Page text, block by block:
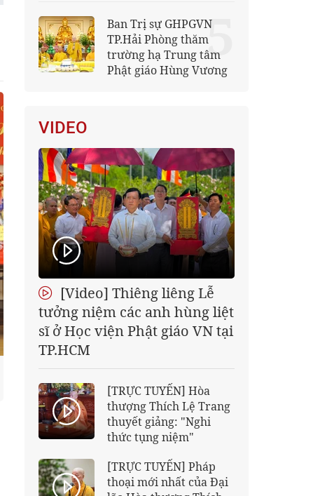
Ban Trị sự GHPGVN
TP.Hải Phòng thăm
trường hạ Trung tâm
Phật giáo Hùng Vương
5
VIDEO
[Video] Thiêng liêng Lễ
tưởng niệm các anh hùng liệt
sĩ ở Học viện Phật giáo VN tại
TP.HCM
[TRỰC TUYẾN] Hòa
thượng Thích Lệ Trang
thuyết giảng: "Nghi
thức tụng niệm"
[TRỰC TUYẾN] Pháp
thoại mới nhất của Đại